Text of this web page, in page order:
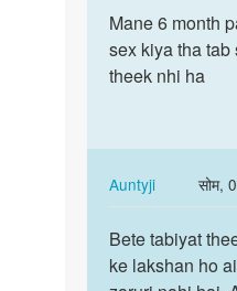
to
मेरी
शादी
है
मैं
एक
by
सुमित
Mane
6
month
Mane 6 month
sex kiya tha
theek nhi ha
Auntyji
सोम,
In
reply
to
Mane
Bete
tabiyat
Bete tabiyat
ke lakshan ho